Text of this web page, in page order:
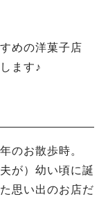
めの洋菓子店
ます♪
のお散歩時。
が）幼い頃に誕
思い出のお店だ